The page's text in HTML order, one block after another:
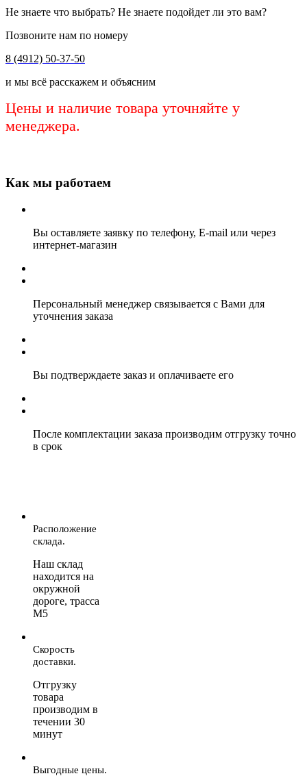
Не знаете что выбрать? Не знаете подойдет ли это вам?
Позвоните нам по номеру
8 (4912) 50-37-50
и мы всё расскажем и объясним
Цены и наличие товара уточняйте у
менеджера.
Как мы работаем
Вы оставляете заявку по телефону, E-mail или через
интернет-магазин
Персональный менеджер связывается с Вами для
уточнения заказа
Вы подтверждаете заказ и оплачиваете его
После комплектации заказа производим отгрузку точно
в срок
Расположение
склада.
Наш склад
находится на
окружной
дороге, трасса
М5
Скорость
доставки.
Отгрузку
товара
производим в
течении 30
минут
Выгодные цены.